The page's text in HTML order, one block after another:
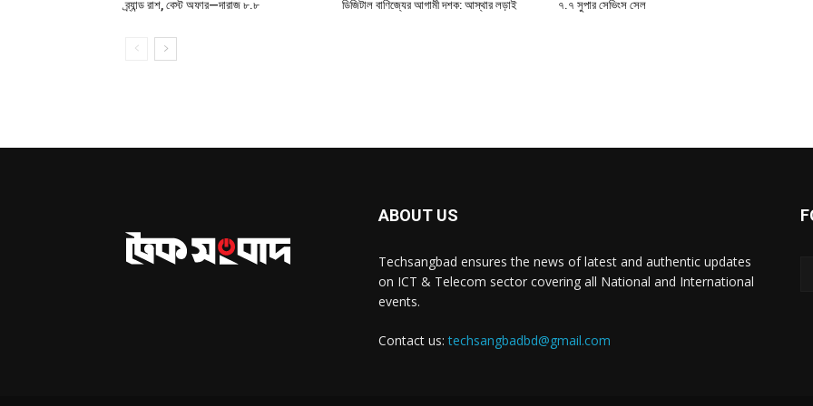
ব্র্যান্ড রাশ, বেস্ট অফার—দারাজ ৮.৮ ডিজিটাল বাণিজ্যের আগামী দশক: আস্থার লড়াই ৭.৭ সুপার সেভিংস সেল
ABOUT US
Techsangbad ensures the news of latest and authentic updates
on ICT & Telecom sector covering all National and International
events.
Contact us:techsangbadbd@gmail.com